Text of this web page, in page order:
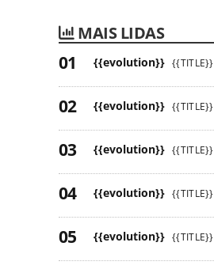
MAIS LIDAS
{{evolution}} {{TITLE}}
{{evolution}} {{TITLE}}
{{evolution}} {{TITLE}}
{{evolution}} {{TITLE}}
{{evolution}} {{TITLE}}